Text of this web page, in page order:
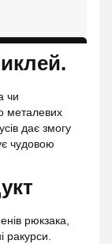
чи
металевих
дає змогу
чудовою
рюкзака,
ракурси.